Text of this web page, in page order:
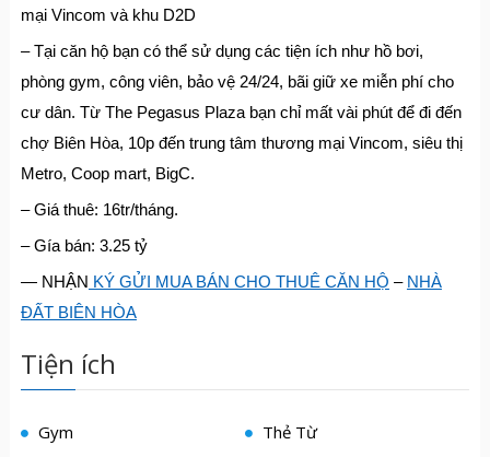
mại Vincom và khu D2D
– Tại căn hộ bạn có thể sử dụng các tiện ích như hồ bơi,
phòng gym, công viên, bảo vệ 24/24, bãi giữ xe miễn phí cho
cư dân. Từ The Pegasus Plaza bạn chỉ mất vài phút để đi đến
chợ Biên Hòa, 10p đến trung tâm thương mại Vincom, siêu thị
Metro, Coop mart, BigC.
– Giá thuê: 16tr/tháng.
– Gía bán: 3.25 tỷ
— NHẬN KÝ GỬI MUA BÁN CHO THUÊ CĂN HỘ – NHÀ
ĐẤT BIÊN HÒA
Tiện ích
Gym
Thẻ Từ